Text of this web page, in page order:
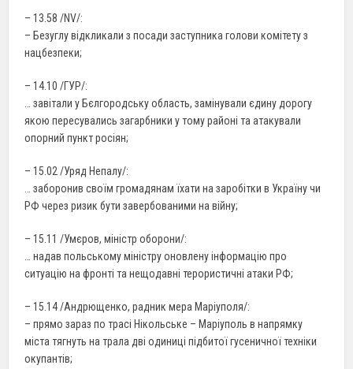
– 13.58 /NV/:
– Безуглу відкликали з посади заступника голови комітету з
нацбезпеки;
– 14.10 /ГУР/:
… завітали у Бєлгородську область, замінували єдину дорогу
якою пересувались загарбники у тому районі та атакували
опорний пункт росіян;
– 15.02 /Уряд Непалу/:
… заборонив своїм громадянам їхати на заробітки в Україну чи
РФ через ризик бути завербованими на війну;
– 15.11 /Умєров, міністр оборони/:
… надав польському міністру оновлену інформацію про
ситуацію на фронті та нещодавні терористичні атаки РФ;
– 15.14 /Андрющенко, радник мера Маріуполя/:
– прямо зараз по трасі Нікольське – Маріуполь в напрямку
міста тягнуть на трала дві одиниці підбитої гусеничної техніки
окупантів;